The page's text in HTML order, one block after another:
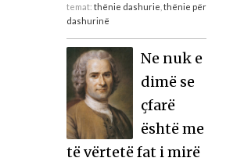
temat: thënie dashurie thënie për
dashurinë
Ne nuk e
dimë se
çfarë
është me
të vërtetë fat i mirë